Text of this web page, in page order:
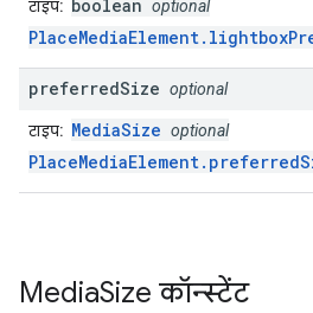
टाइप: boolean optional
preferredSize optional
टाइप: MediaSize optional
MediaSize कॉन्स्टेंट